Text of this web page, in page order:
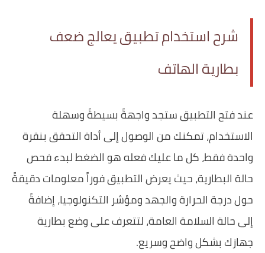
شرح استخدام تطبيق يعالج ضعف
بطارية الهاتف
عند فتح التطبيق ستجد واجهةً بسيطةً وسهلة
الاستخدام، تمكنك من الوصول إلى أداة التحقق بنقرة
واحدة فقط، كل ما عليك فعله هو الضغط لبدء فحص
حالة البطارية، حيث يعرض التطبيق فوراً معلومات دقيقةً
حول درجة الحرارة والجهد ومؤشر التكنولوجيا، إضافةً
إلى حالة السلامة العامة، لتتعرف على وضع بطارية
جهازك بشكل واضح وسريع.